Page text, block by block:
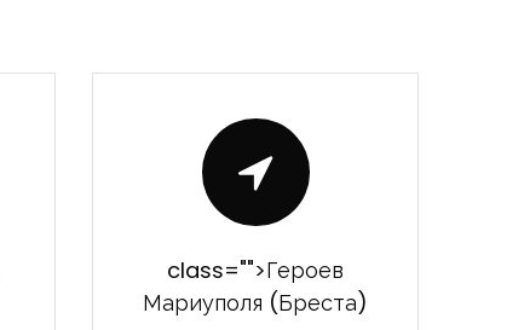
class="">Героев
Мариуполя (Бреста)